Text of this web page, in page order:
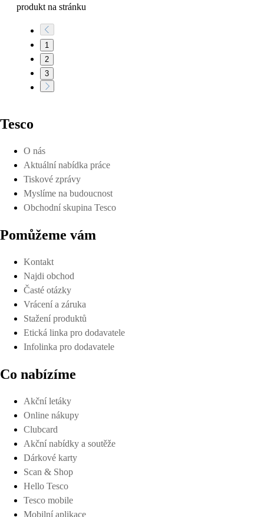
produkt na stránku
1
2
3
Tesco
O nás
Aktuální nabídka práce
Tiskové zprávy
Myslíme na budoucnost
Obchodní skupina Tesco
Pomůžeme vám
Kontakt
Najdi obchod
Časté otázky
Vrácení a záruka
Stažení produktů
Etická linka pro dodavatele
Infolinka pro dodavatele
Co nabízíme
Akční letáky
Online nákupy
Clubcard
Akční nabídky a soutěže
Dárkové karty
Scan & Shop
Hello Tesco
Tesco mobile
Mobilní aplikace